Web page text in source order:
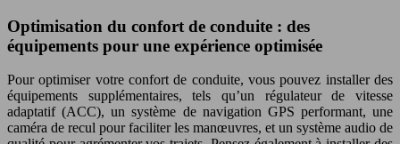
Optimisation du confort de conduite : des
équipements pour une expérience optimisée
Pour optimiser votre confort de conduite, vous pouvez installer des
équipements supplémentaires, tels qu’un régulateur de vitesse
adaptatif (ACC), un système de navigation GPS performant, une
caméra de recul pour faciliter les manœuvres, et un système audio de